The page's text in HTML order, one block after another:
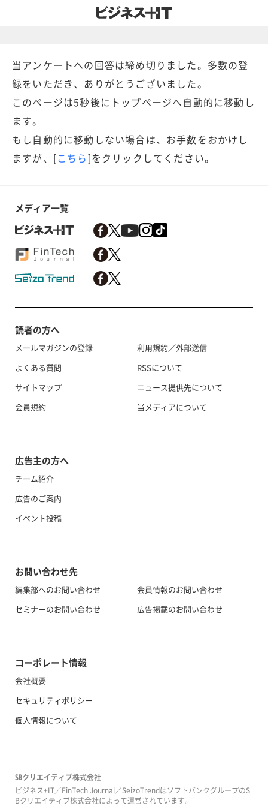
当アンケートへの回答は締め切りました。多数の登
録をいただき、ありがとうございました。
このページは5秒後にトップページへ自動的に移動し
ます。
もし自動的に移動しない場合は、お手数をおかけし
ますが、[こちら]をクリックしてください。
メディア一覧
読者の方へ
メールマガジンの登録
よくある質問
サイトマップ
会員規約
利用規約／外部送信
RSSについて
ニュース提供先について
当メディアについて
広告主の方へ
チーム紹介
広告のご案内
イベント投稿
お問い合わせ先
編集部へのお問い合わせ
セミナーのお問い合わせ
会員情報のお問い合わせ
広告掲載のお問い合わせ
コーポレート情報
会社概要
セキュリティポリシー
個人情報について
SBクリエイティブ株式会社
ビジネス+IT／FinTech Journal／SeizoTrendはソフトバンクグループのS
Bクリエイティブ株式会社によって運営されています。